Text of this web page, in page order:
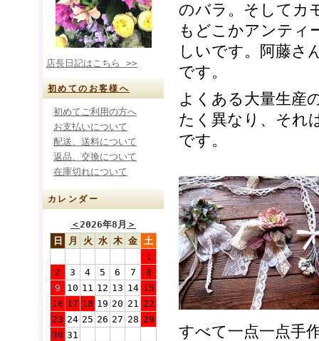
店長日記はこちら >>
初めてのお客様へ
初めてご利用の方へ
お支払いについて
配送、送料について
返品、交換について
在庫切れについて
カレンダー
＜2026年8月 ＞
日
月 火 水 木 金 土
1
2
3 4 5 6 7
8
9
10 11 12 13 14 15
16 17 18 19 20 21 22
23 24 25 26 27 28 29
30 31
のバラ。そしてカ
もどこかアンティ
しいです。阿藤さ
です。
よくある大量生産
たく異なり、それ
です。
すべて一点一点手